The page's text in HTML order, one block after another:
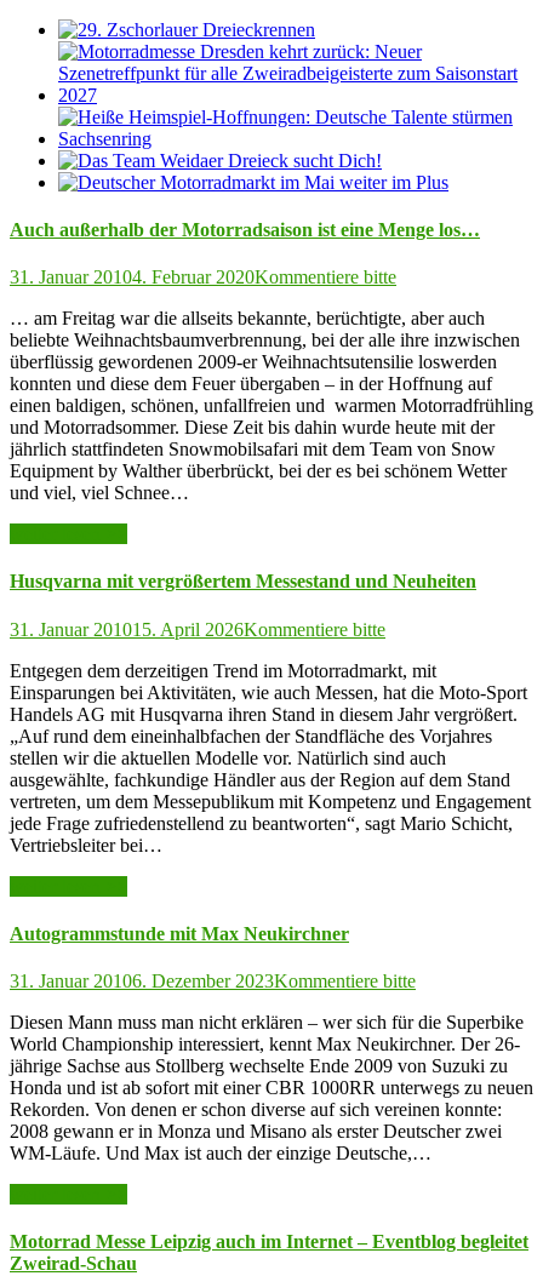
Auch außerhalb der Motorradsaison ist eine Menge los…
31. Januar 20104. Februar 2020Kommentiere bitte
… am Freitag war die allseits bekannte, berüchtigte, aber auch
beliebte Weihnachtsbaumverbrennung, bei der alle ihre inzwischen
überflüssig gewordenen 2009-er Weihnachtsutensilie loswerden
konnten und diese dem Feuer übergaben – in der Hoffnung auf
einen baldigen, schönen, unfallfreien und warmen Motorradfrühling
und Motorradsommer. Diese Zeit bis dahin wurde heute mit der
jährlich stattfindeten Snowmobilsafari mit dem Team von Snow
Equipment by Walther überbrückt, bei der es bei schönem Wetter
und viel, viel Schnee…
Husqvarna mit vergrößertem Messestand und Neuheiten
31. Januar 201015. April 2026Kommentiere bitte
Entgegen dem derzeitigen Trend im Motorradmarkt, mit
Einsparungen bei Aktivitäten, wie auch Messen, hat die Moto-Sport
Handels AG mit Husqvarna ihren Stand in diesem Jahr vergrößert.
„Auf rund dem eineinhalbfachen der Standfläche des Vorjahres
stellen wir die aktuellen Modelle vor. Natürlich sind auch
ausgewählte, fachkundige Händler aus der Region auf dem Stand
vertreten, um dem Messepublikum mit Kompetenz und Engagement
jede Frage zufriedenstellend zu beantworten“, sagt Mario Schicht,
Vertriebsleiter bei…
Autogrammstunde mit Max Neukirchner
31. Januar 20106. Dezember 2023Kommentiere bitte
Diesen Mann muss man nicht erklären – wer sich für die Superbike
World Championship interessiert, kennt Max Neukirchner. Der 26-
jährige Sachse aus Stollberg wechselte Ende 2009 von Suzuki zu
Honda und ist ab sofort mit einer CBR 1000RR unterwegs zu neuen
Rekorden. Von denen er schon diverse auf sich vereinen konnte:
2008 gewann er in Monza und Misano als erster Deutscher zwei
WM-Läufe. Und Max ist auch der einzige Deutsche,…
Motorrad Messe Leipzig auch im Internet – Eventblog begleitet
Zweirad-Schau